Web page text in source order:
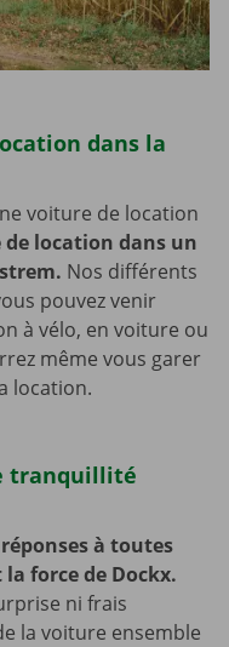
dans la
voiture de location
location dans un
Nos différents
pouvez venir
à vélo, en voiture ou
même vous garer
location.
tranquillité
à toutes
force de Dockx.
ni frais
la voiture ensemble